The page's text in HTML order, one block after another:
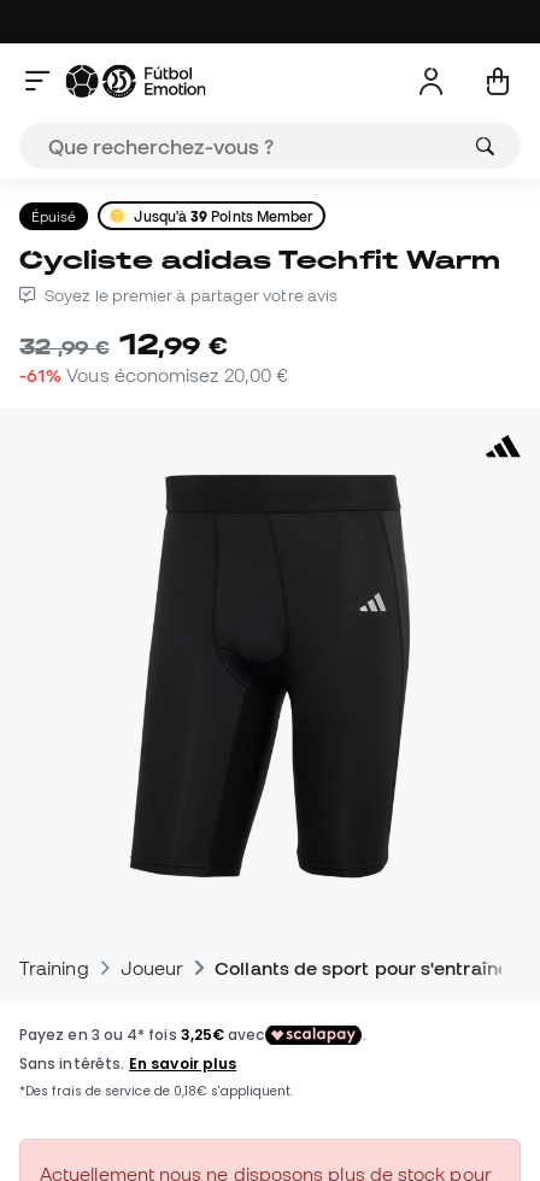
Épuisé Jusqu'à39 Points Member
Cycliste adidas Techfit Warm
Soyez le premier à partager votre avis
32,99 € 12,99 €
-61% Vous économisez 20,00 €
Training Joueur Collants de sport pour s'entraîner
Actuellement nous ne disposons plus de stock pour